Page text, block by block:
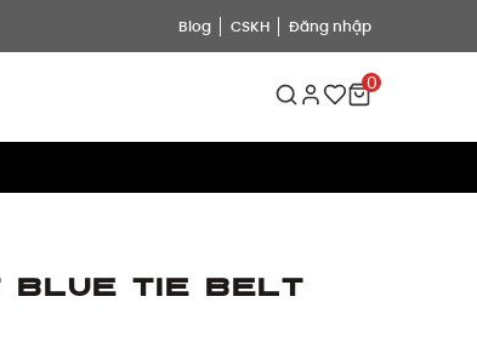
Blog CSKH Đăng nhập
0
Blue Tie Belt